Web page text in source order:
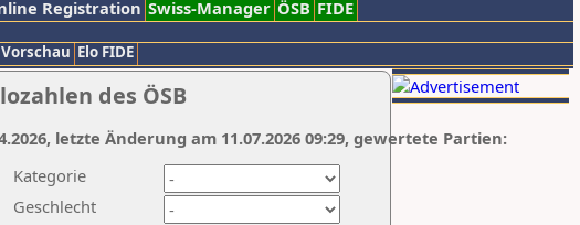
Registration Swiss-Manager ÖSB FIDE
Vorschau Elo FIDE
des ÖSB
Kategorie
Geschlecht
letzte Änderung am 11.07.2026 09:29, gewertete Partien: